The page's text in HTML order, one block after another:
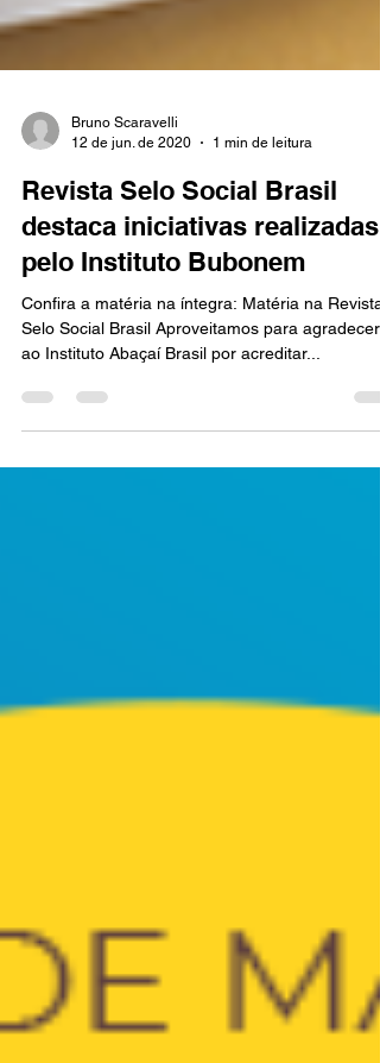
12 de jun. de 2020
1 min de leitura
Revista Selo Social Brasil
destaca iniciativas realizadas
pelo Instituto Bubonem
Confira a matéria na íntegra: Matéria na Revista
ao Instituto Abaçaí Brasil por acreditar...